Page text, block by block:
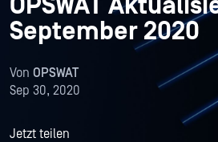
OPSWAT
September 2020
Von OPSWAT
Sep 30, 2020
Jetzt teilen